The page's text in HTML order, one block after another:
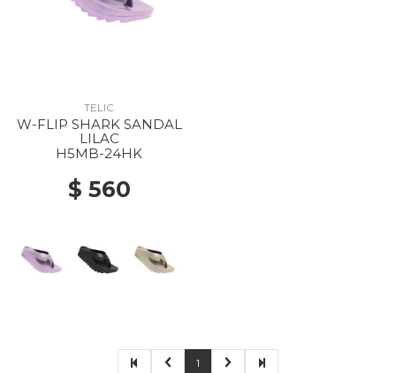
TELIC
W-FLIP SHARK SANDAL
LILAC
H5MB-24HK
$ 560
1